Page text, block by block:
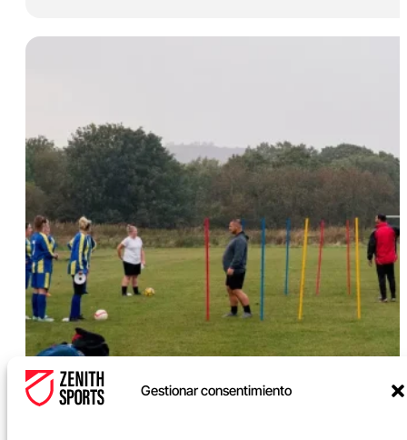
Gestionar consentimiento